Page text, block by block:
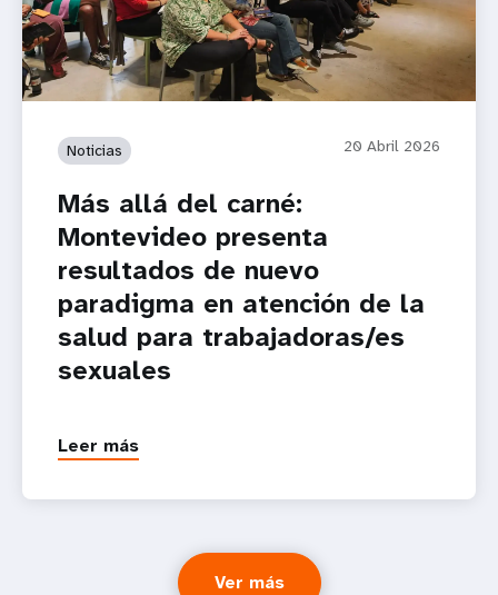
Noticias 20 Abril 2026
Más allá del carné:
Montevideo presenta
resultados de nuevo
paradigma en atención de la
salud para trabajadoras/es
sexuales
Leer más
Ver más